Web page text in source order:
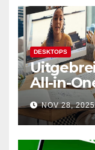
DESKTOPS
All-in-
NOV 28, 2025